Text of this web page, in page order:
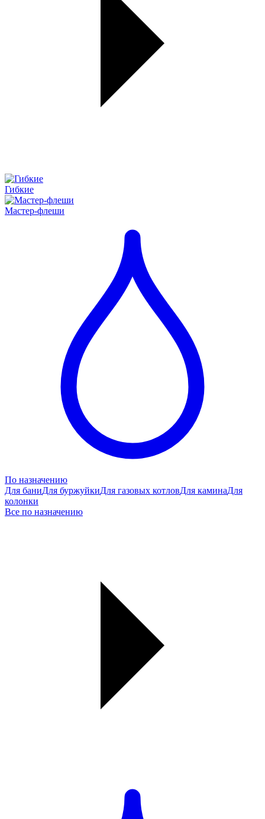
Гибкие
Мастер-флеши
По назначению
Для баниДля буржуйкиДля газовых котловДля каминаДля
колонки
Все по назначению